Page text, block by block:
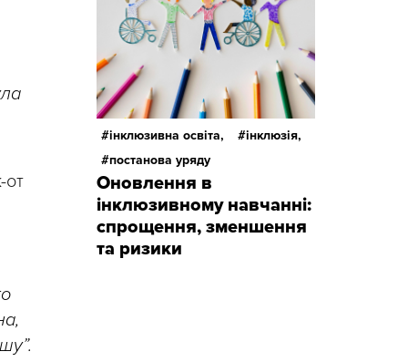
от
інклюзивна освіта,
інклюзія,
постанова уряду
Оновлення в
інклюзивному навчанні:
спрощення, зменшення
та ризики